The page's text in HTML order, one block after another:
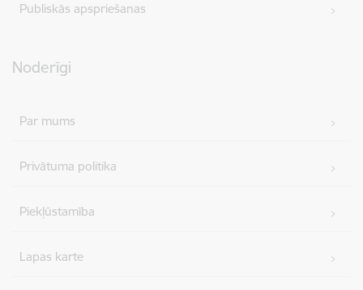
Publiskās apspriešanas
Noderīgi
Par mums
Privātuma politika
Piekļūstamība
Lapas karte